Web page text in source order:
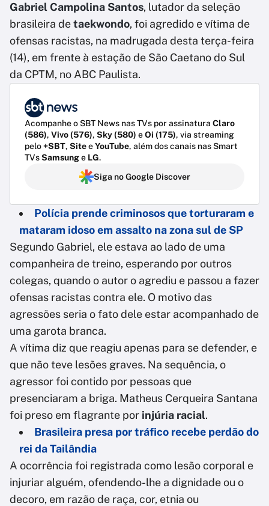
Gabriel Campolina Santos, lutador da seleção
brasileira detaekwondo, foi agredido e vítima de
ofensas racistas, na madrugada desta terça-feira
(14), em frente à estação de São Caetano do Sul
da CPTM, no ABC Paulista.
Acompanhe o SBT News nas TVs por assinatura Claro
(586), Vivo (576), Sky (580) eOi (175), via streaming
pelo+SBT, SiteeYouTube, além dos canais nas Smart
TVsSamsunge LG.
Siga no Google Discover
Polícia prende criminosos que torturaram e
mataram idoso em assalto na zona sul de SP
Segundo Gabriel, ele estava ao lado de uma
companheira de treino, esperando por outros
colegas, quando o autor o agrediu e passou a fazer
ofensas racistas contra ele. O motivo das
agressões seria o fato dele estar acompanhado de
uma garota branca.
A vítima diz que reagiu apenas para se defender, e
que não teve lesões graves. Na sequência, o
agressor foi contido por pessoas que
presenciaram a briga. Matheus Cerqueira Santana
foi preso em flagrante por injúria racial.
Brasileira presa por tráfico recebe perdão do
rei da Tailândia
A ocorrência foi registrada como lesão corporal e
injuriar alguém, ofendendo-lhe a dignidade ou o
decoro, em razão de raça, cor, etnia ou